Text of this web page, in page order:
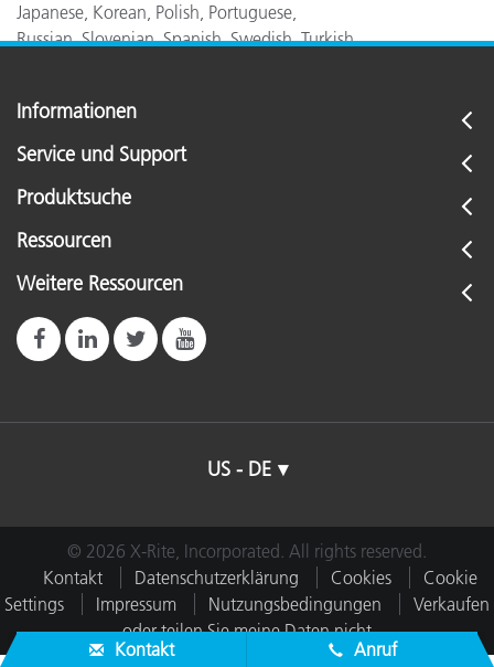
Japanese, Korean, Polish, Portuguese,
Russian, Slovenian, Spanish, Swedish, Turkish
Informationen
Service und Support
Produktsuche
Ressourcen
Weitere Ressourcen
US - DE
© 2026 X-Rite, Incorporated. All rights reserved.
Kontakt
Datenschutzerklärung Cookies
Cookie
Settings
Impressum Nutzungsbedingungen
Verkaufen
oder teilen Sie meine Daten nicht
Kontakt
Anruf